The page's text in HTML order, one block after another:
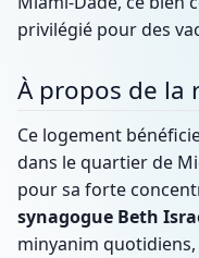
privilégié pour des
À propos de la
Ce logement
dans le quartier de
pour sa forte
synagogue Beth
minyanim